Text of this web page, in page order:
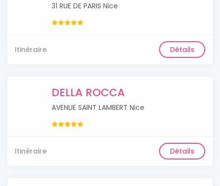
31 RUE DE PARIS Nice
Itinéraire Détails
DELLA ROCCA
AVENUE SAINT LAMBERT Nice
Itinéraire Détails